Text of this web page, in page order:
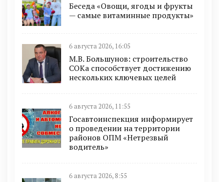
Беседа «Овощи, ягоды и фрукты
— самые витаминные продукты»
6 августа 2026, 16:05
М.В. Большунов: строительство
СОКа способствует достижению
нескольких ключевых целей
6 августа 2026, 11:55
Госавтоинспекция информирует
о проведении на территории
районов ОПМ «Нетрезвый
водитель»
6 августа 2026, 8:55